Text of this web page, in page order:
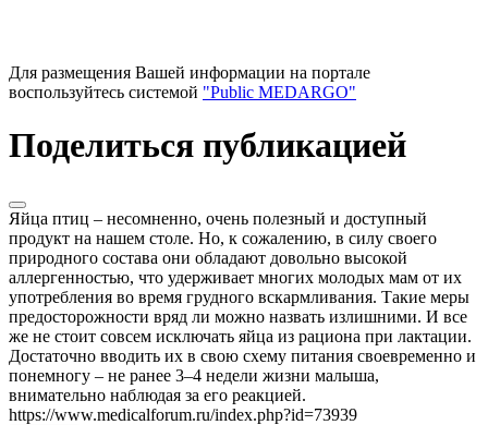
Для размещения Вашей информации на портале
воспользуйтесь системой "Public MEDARGO"
Поделиться публикацией
Яйца птиц – несомненно, очень полезный и доступный
продукт на нашем столе. Но, к сожалению, в силу своего
природного состава они обладают довольно высокой
аллергенностью, что удерживает многих молодых мам от их
употребления во время грудного вскармливания. Такие меры
предосторожности вряд ли можно назвать излишними. И все
же не стоит совсем исключать яйца из рациона при лактации.
Достаточно вводить их в свою схему питания своевременно и
понемногу – не ранее 3–4 недели жизни малыша,
внимательно наблюдая за его реакцией.
https://www.medicalforum.ru/index.php?id=73939